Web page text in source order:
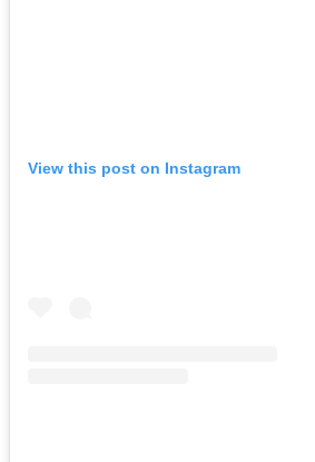
View this post on Instagram